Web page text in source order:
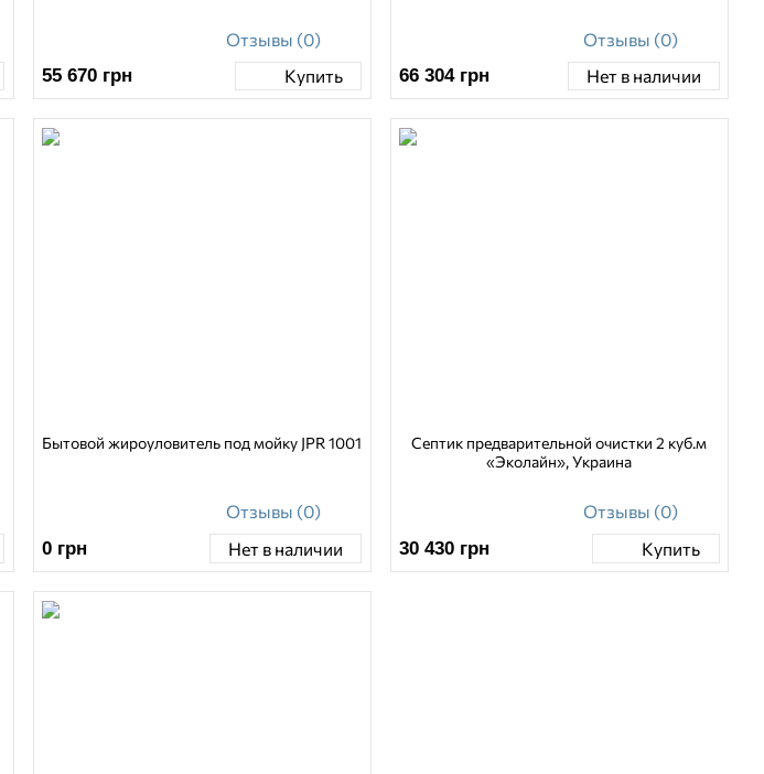
Отзывы (0)
55 670 грн Купить
Отзывы (0)
66 304 грн Нет в наличии
Бытовой жироуловитель под мойку JPR 1001
Отзывы (0)
0 грн Нет в наличии
Септик предварительной очистки 2 куб.м
«Эколайн», Украина
Отзывы (0)
30 430 грн Купить